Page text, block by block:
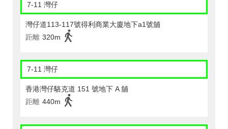
7-11 灣仔
灣仔道113-117號得利商業大廈地下a1號舖
距離 320m
7-11 灣仔
香港灣仔駱克道 151 號地下 A 舖
距離 440m